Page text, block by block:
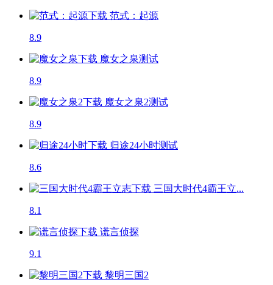
范式：起源
8.9
魔女之泉测试
8.9
魔女之泉2测试
8.9
归途24小时测试
8.6
三国大时代4霸王立...
8.1
谎言侦探
9.1
黎明三国2